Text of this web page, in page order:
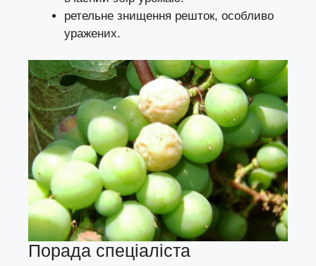
ретельне знищення решток, особливо
уражених.
Порада спеціаліста